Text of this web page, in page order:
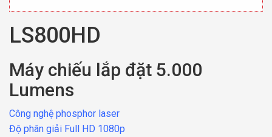
LS800HD
Máy chiếu lắp đặt 5.000
Lumens
Công nghệ phosphor laser
Độ phân giải Full HD 1080p